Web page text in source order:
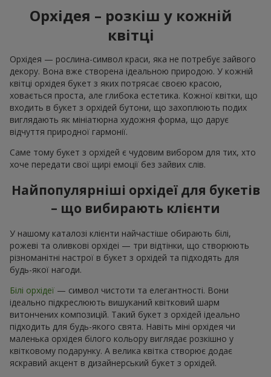
Орхідея – розкіш у кожній
квітці
Орхідея — рослина-символ краси, яка не потребує зайвого
декору. Вона вже створена ідеальною природою. У кожній
квітці орхідея букет з яких потрясає своєю красою,
ховається проста, але глибока естетика. Кожної квітки, що
входить в букет з орхідей бутони, що захоплюють подих
виглядають як мініатюрна художня форма, що дарує
відчуття природної гармонії.
Саме тому букет з орхідей є чудовим вибором для тих, хто
хоче передати свої щирі емоції без зайвих слів.
Найпопулярніші орхідеї для букетів
– що вибирають клієнти
У нашому каталозі клієнти найчастіше обирають білі,
рожеві та оливкові орхідеі — три відтінки, що створюють
різноманітні настрої в букет з орхідей та підходять для
будь-якої нагоди.
Білі орхідеї — символ чистоти та елегантності. Вони
ідеально підкреслюють вишуканий квітковий шарм
витончених композицій. Такий букет з орхідей ідеально
підходить для будь-якого свята. Навіть міні орхідея чи
маленька орхідея білого кольору виглядає розкішно у
квітковому подарунку. А велика квітка створює додає
яскравий акцент в дизайнерський букет з орхідей.